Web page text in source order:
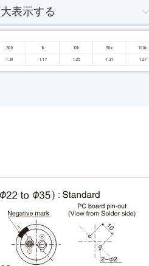
表示する
300 1k 10k 50k 100k
1.10 1.17 1.25 1.31 1.27